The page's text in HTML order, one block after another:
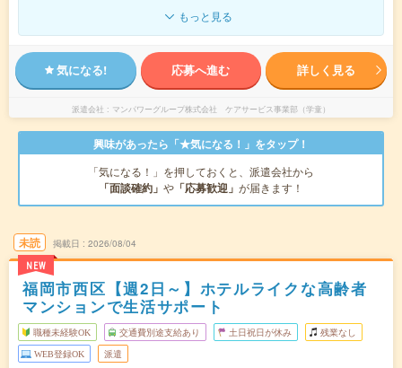
もっと見る
気になる! 応募へ進む 詳しく見る
派遣会社 マンパワーグループ株式会社 ケアサービス事業部（学童）
興味があったら「★気になる！」をタップ！
「気になる！」を押しておくと、派遣会社から
「面談確約」 や 「応募歓迎」 が届きます！
未読
NEW
掲載日 2026/08/04
福岡市西区【週2日～】ホテルライクな高齢者
マンションで生活サポート
職種未経験OK 交通費別途支給あり 土日祝日が休み 残業なし
WEB登録OK 派遣